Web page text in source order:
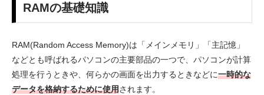
RAMの基礎知識
RAM(Random Access Memory)は「メインメモリ」「主記憶」
などとも呼ばれるパソコンの主要部品の一つで、パソコンが計算
処理を行うときや、何らかの画面を出力するときなどに一時的な
データを格納するために使用されます。